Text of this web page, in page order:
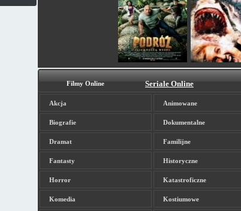
Filmy Online Seriale Online
Akcja Animowane
Biografie Dokumentalne
Dramat Familijne
Fantasty Historyczne
Horror Katastroficzne
Komedia Kostiumowe